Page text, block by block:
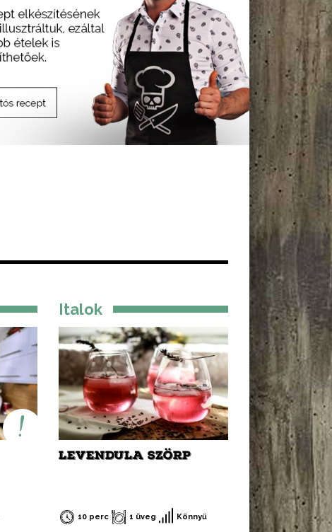
Italok
LEVENDULA SZÖRP
10 perc 1 üveg Könnyű